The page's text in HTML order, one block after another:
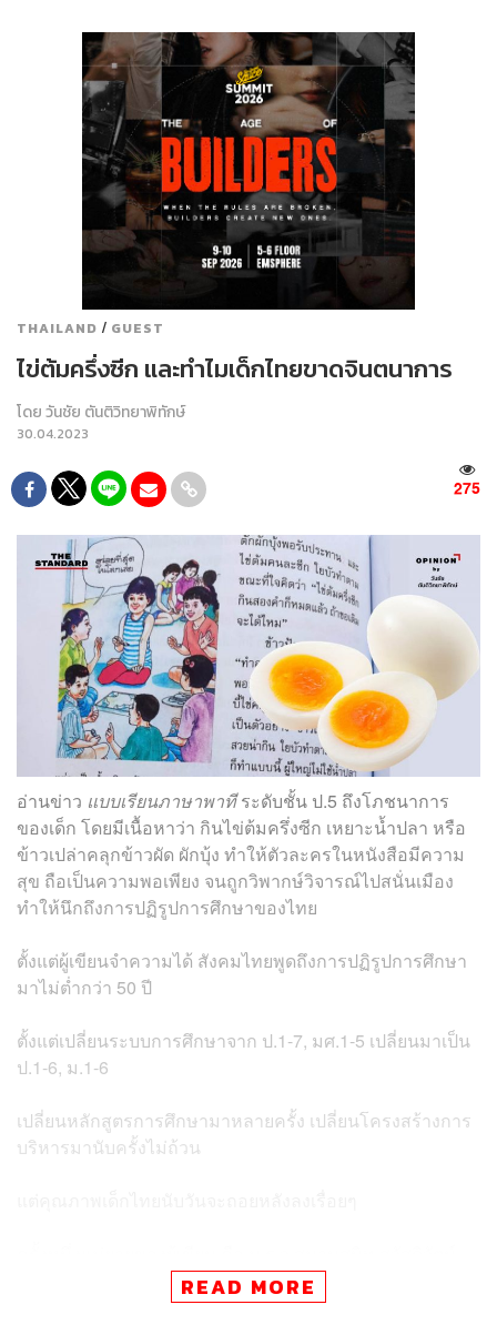
THAILAND / GUEST
ไข่ต้มครึ่งซีก และทำไมเด็กไทยขาดจินตนาการ
โดยวันชัย ตันติวิทยาพิทักษ์
30.04.2023
275
อ่านข่าว แบบเรียนภาษาพาทีระดับชั้น ป.5 ถึงโภชนาการ
ของเด็ก โดยมีเนื้อหาว่า กินไข่ต้มครึ่งซีก เหยาะน้ำปลา หรือ
ข้าวเปล่าคลุกข้าวผัด ผักบุ้ง ทำให้ตัวละครในหนังสือมีความ
สุข ถือเป็นความพอเพียง จนถูกวิพากษ์วิจารณ์ไปสนั่นเมือง
ทำให้นึกถึงการปฏิรูปการศึกษาของไทย
ตั้งแต่ผู้เขียนจำความได้ สังคมไทยพูดถึงการปฏิรูปการศึกษา
มาไม่ต่ำกว่า 50 ปี
ตั้งแต่เปลี่ยนระบบการศึกษาจาก ป.1-7, มศ.1-5 เปลี่ยนมาเป็น
ป.1-6, ม.1-6
เปลี่ยนหลักสูตรการศึกษามาหลายครั้ง เปลี่ยนโครงสร้างการ
บริหารมานับครั้งไม่ถ้วน
(พ.ศ. 2475-2546) เคยเล่าประสบการณ์การศึกษาในวัยเด็กที่
ใช้ชีวิตอยู่ที่ประเทศอังกฤษมานานให้ฟังว่า เมื่อแรกเข้า
READ MORE